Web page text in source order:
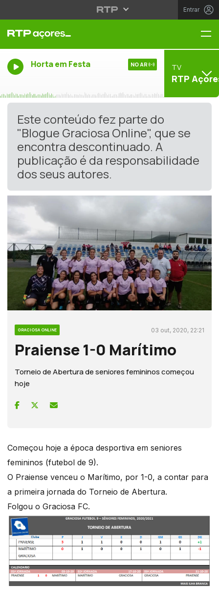
Entrar
Horta em Festa NO AR TV
RTP
Este conteúdo fez parte do
"Blogue Graciosa Online", que se
encontra descontinuado. A
publicação é da responsabilidade
dos seus autores.
GRACIOSA ONLINE 03 out, 2020, 22:21
Praiense 1-0 Marítimo
Torneio de Abertura de seniores femininos começou
hoje
Começou hoje a época desportiva em seniores
femininos (futebol de 9).
O Praiense venceu o Marítimo, por 1-0, a contar para
a primeira jornada do Torneio de Abertura.
Folgou o Graciosa FC.